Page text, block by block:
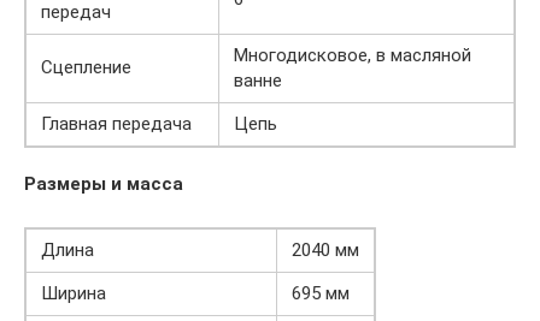
передач
Сцепление
Многодисковое, в масляной
ванне
Главная передача
Цепь
Размеры и масса
Длина
2040 мм
Ширина
695 мм